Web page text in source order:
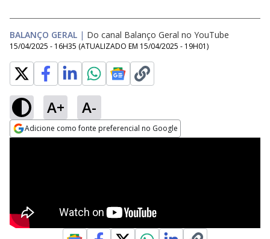
BALANÇO GERAL | Do canal Balanço Geral no YouTube
15/04/2025 - 16H35 (ATUALIZADO EM 15/04/2025 - 19H01)
A+ A-
Adicione como fonte preferencial no Google